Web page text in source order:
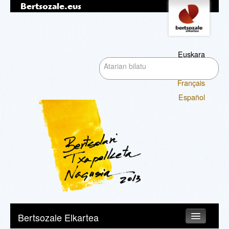
Bertsozale.eus
Tresna
pertsonalak
Euskara
Français
Español
Bilatu atarian
aurreratua…
Bertsozale Elkartea